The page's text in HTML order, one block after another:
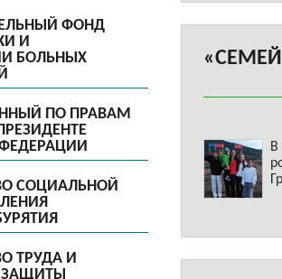
ФОНД
И
БОЛЬНЫХ
ПО ПРАВАМ
СОЦИАЛЬНОЙ
ТРУДА И